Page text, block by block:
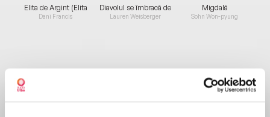
Elita de Argint (Elita
de...
Dani Francis
Diavolul se îmbracă de
la...
Lauren Weisberger
Migdală
Sohn Won-pyung
Despre